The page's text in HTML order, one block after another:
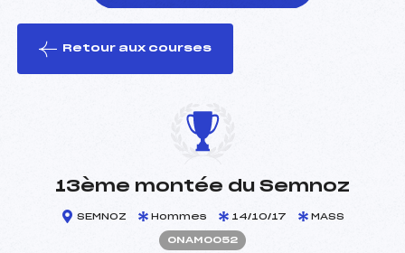
le ski
Retour aux courses
13ème montée du Semnoz
SEMNOZ Hommes 14/10/17 MASS
ONAM0052